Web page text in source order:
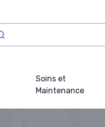
Soins et
Maintenance